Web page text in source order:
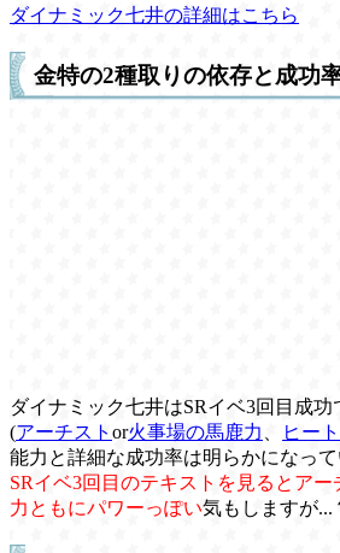
ダイナミック七井の詳細はこちら
金特の2種取りの依存と成功
ダイナミック七井はSRイベ3回目成
(アーチスト or火事場の馬鹿力 ヒー
能力と詳細な成功率は明らかになって
SRイベ3回目のテキストを見るとア
力ともにパワーっぽい気もしますが...